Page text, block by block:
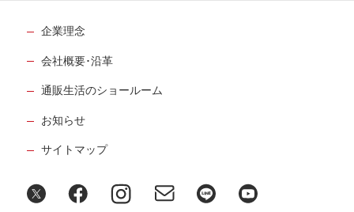
企業理念
会社概要･沿革
通販生活のショールーム
お知らせ
サイトマップ